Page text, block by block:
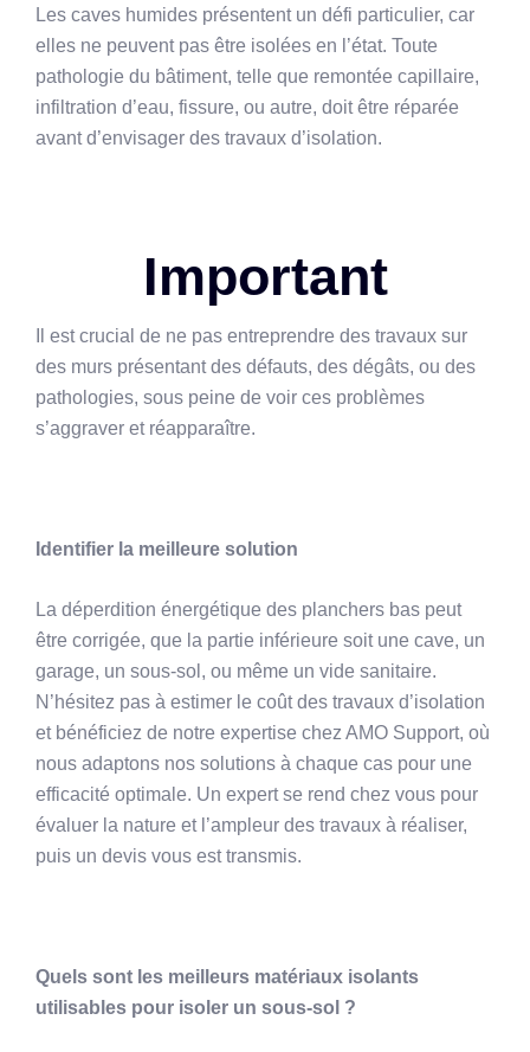
Les caves humides présentent un défi particulier, car
elles ne peuvent pas être isolées en l’état. Toute
pathologie du bâtiment, telle que remontée capillaire,
infiltration d’eau, fissure, ou autre, doit être réparée
avant d’envisager des travaux d’isolation.
Important
Il est crucial de ne pas entreprendre des travaux sur
des murs présentant des défauts, des dégâts, ou des
pathologies, sous peine de voir ces problèmes
s’aggraver et réapparaître.
Identifier la meilleure solution
La déperdition énergétique des planchers bas peut
être corrigée, que la partie inférieure soit une cave, un
garage, un sous-sol, ou même un vide sanitaire.
N’hésitez pas à estimer le coût des travaux d’isolation
et bénéficiez de notre expertise chez AMO Support, où
nous adaptons nos solutions à chaque cas pour une
efficacité optimale. Un expert se rend chez vous pour
évaluer la nature et l’ampleur des travaux à réaliser,
puis un devis vous est transmis.
Quels sont les meilleurs matériaux isolants
utilisables pour isoler un sous-sol ?